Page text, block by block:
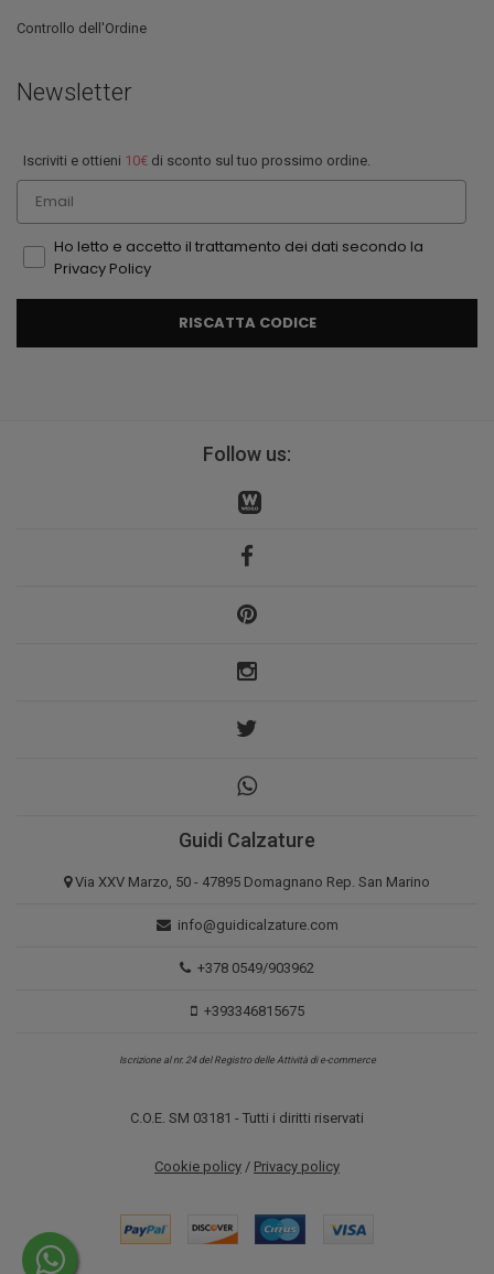
Controllo dell'Ordine
Newsletter
Iscriviti e ottieni 10€ di sconto sul tuo prossimo ordine.
Email
Ho letto e accetto il trattamento dei dati secondo la
Privacy Policy
RISCATTA CODICE
Follow us:
Guidi Calzature
Via XXV Marzo, 50 - 47895 Domagnano Rep. San Marino
info@guidicalzature.com
+378 0549/903962
+393346815675
Iscrizione al nr. 24 del Registro delle Attività di e-commerce
C.O.E. SM 03181 - Tutti i diritti riservati
Cookie policy / Privacy policy